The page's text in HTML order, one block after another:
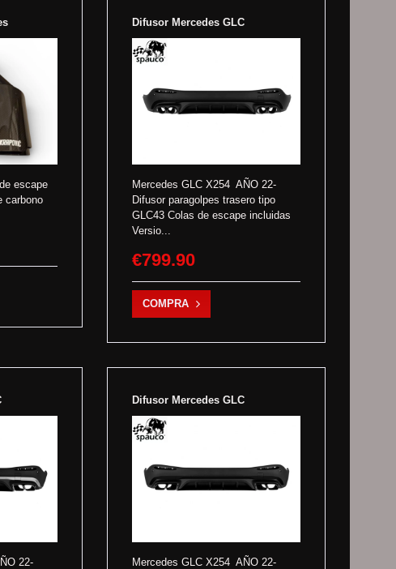
escape
carbono
Difusor Mercedes GLC
Mercedes GLC X254 AÑO 22-
Difusor paragolpes trasero tipo
GLC43 Colas de escape incluidas
Versio...
€799.90
COMPRA
22-
Difusor Mercedes GLC
Mercedes GLC X254 AÑO 22-